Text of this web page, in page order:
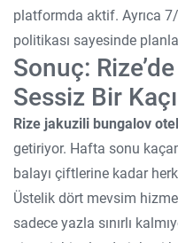
platformda aktif. Ayrıca
politikası sayesinde
Sonuç:
Sessiz Bir
Rize jakuzili bungalov
getiriyor. Hafta sonu
balayı çiftlerine kadar
Üstelik dört mevsim
sadece yazla sınırlı